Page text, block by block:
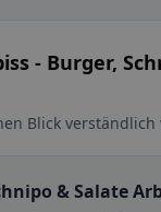
- Burger,
Blick verständlich
& Salate